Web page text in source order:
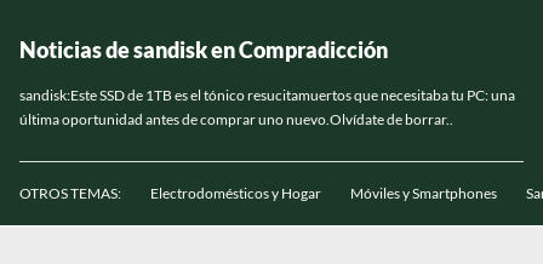
Noticias de sandisk en Compradicción
sandisk:Este SSD de 1TB es el tónico resucitamuertos que necesitaba tu PC: una
última oportunidad antes de comprar uno nuevo.Olvídate de borrar..
OTROS TEMAS: Electrodomésticos y Hogar Móviles y Smartphones